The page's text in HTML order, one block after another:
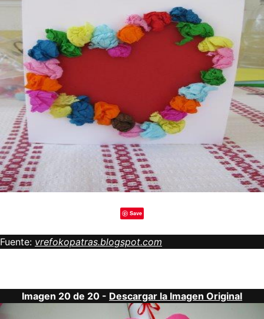
Save
Fuente: vrefokopatras.blogspot.com
Imagen 20 de 20 - Descargar la Imagen Original